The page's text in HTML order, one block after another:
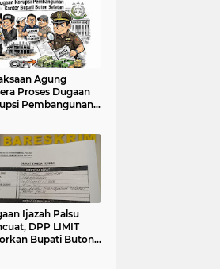
Agung
Proses Dugaan
Pembangunan
Ijazah Palsu
DPP LIMIT
Bupati Buton